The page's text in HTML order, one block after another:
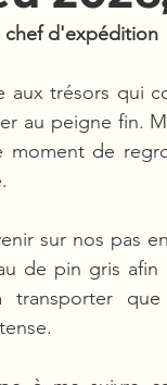
chef d'expédition
aux trésors qui
au peigne fin.
moment de
sur nos pas
de pin gris